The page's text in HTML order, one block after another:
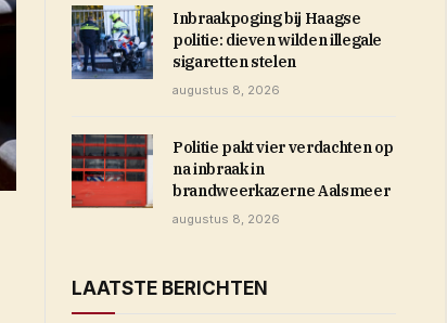
Inbraakpoging bij Haagse
politie: dieven wilden illegale
sigaretten stelen
augustus 8, 2026
Politie pakt vier verdachten op
na inbraak in
brandweerkazerne Aalsmeer
augustus 8, 2026
LAATSTE BERICHTEN